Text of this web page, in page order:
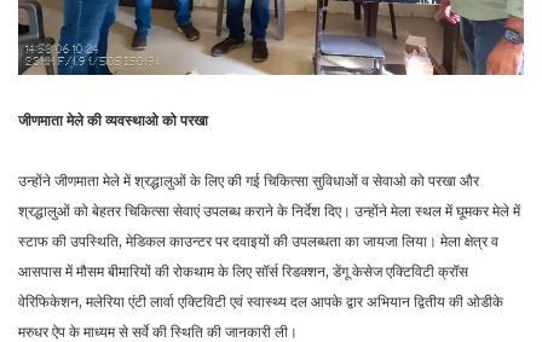
जीणमाता मेले की व्यवस्थाओ को परखा
उन्होंने जीणमाता मेले में श्रद्धालुओं के लिए की गई चिकित्सा सुविधाओं व सेवाओ को परखा और
श्रद्धालुओं को बेहतर चिकित्सा सेवाएं उपलब्ध कराने के निर्देश दिए। उन्होंने मेला स्थल में घूमकर मेले में
स्टाफ की उपस्थिति, मेडिकल काउन्टर पर दवाइयों की उपलब्धता का जायजा लिया। मेला क्षेत्र व
आसपास में मौसम बीमारियों की रोकथाम के लिए सॉर्स रिडक्शन, डेंगू केसेज एक्टिविटी क्रॉस
वेरिफिकेशन, मलेरिया एंटी लार्वा एक्टिविटी एवं स्वास्थ्य दल आपके द्वार अभियान द्वितीय की ओडीके
मरुधर ऐप के माध्यम से सर्वे की स्थिति की जानकारी ली।